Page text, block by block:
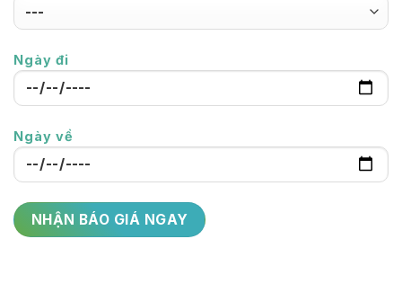
Ngày đi
Ngày về